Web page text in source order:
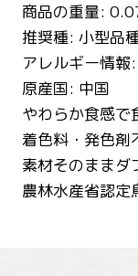
商品の重量:
推奨種: 小型品
アレルギー情報
原産国: 中国
やわらか食感で
着色料・発色剤
素材そのままダ
農林水産省認定